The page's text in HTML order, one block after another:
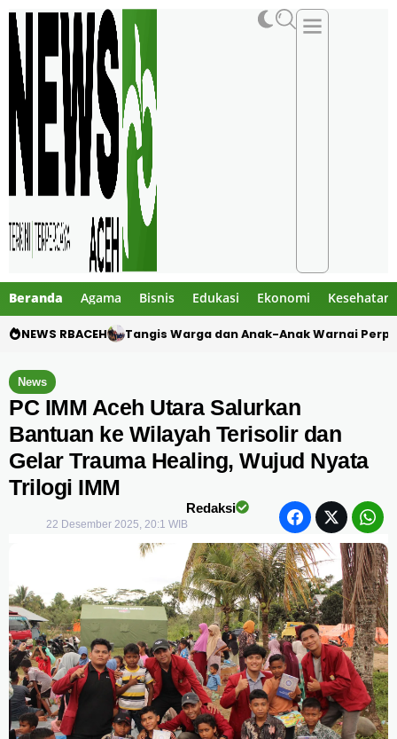
Beranda Agama Bisnis Edukasi Ekonomi Kesehatan
NEWS RBACEH Dua Pelajar Meninggal dalam Kecelakaan
News
PC IMM Aceh Utara Salurkan
Bantuan ke Wilayah Terisolir dan
Gelar Trauma Healing, Wujud Nyata
Trilogi IMM
Redaksi
22 Desember 2025, 20:1 WIB